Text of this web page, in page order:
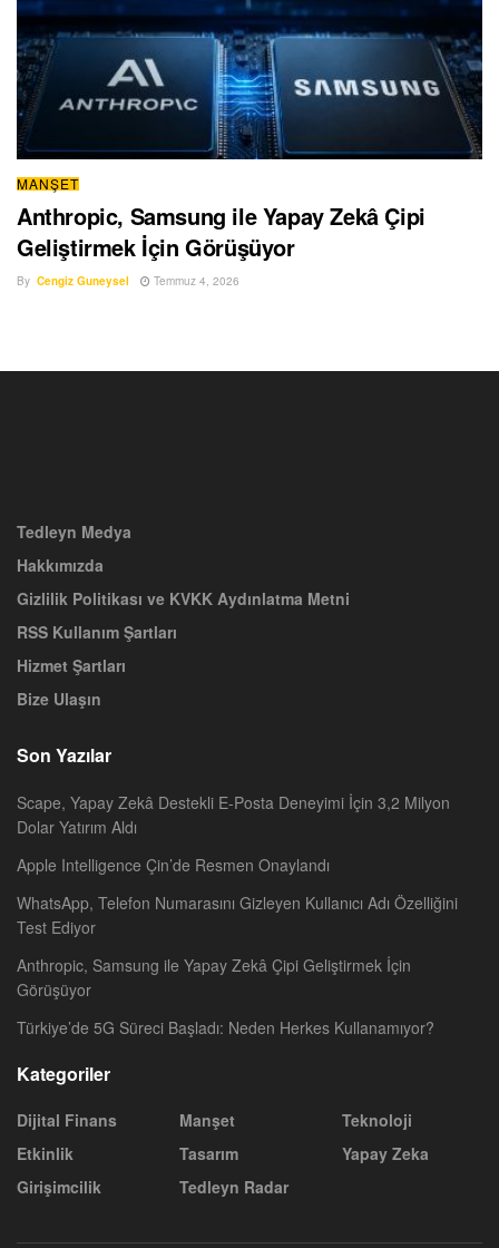
MANŞET
Anthropic, Samsung ile Yapay Zekâ Çipi
Geliştirmek İçin Görüşüyor
By Cengiz Guneysel Temmuz 4, 2026
Tedleyn Medya
Hakkımızda
Gizlilik Politikası ve KVKK Aydınlatma Metni
RSS Kullanım Şartları
Hizmet Şartları
Bize Ulaşın
Son Yazılar
Scape, Yapay Zekâ Destekli E-Posta Deneyimi İçin 3,2 Milyon
Dolar Yatırım Aldı
Apple Intelligence Çin’de Resmen Onaylandı
WhatsApp, Telefon Numarasını Gizleyen Kullanıcı Adı Özelliğini
Test Ediyor
Anthropic, Samsung ile Yapay Zekâ Çipi Geliştirmek İçin
Görüşüyor
Türkiye’de 5G Süreci Başladı: Neden Herkes Kullanamıyor?
Kategoriler
Dijital Finans
Etkinlik
Girişimcilik
Manşet
Tasarım
Tedleyn Radar
Teknoloji
Yapay Zeka